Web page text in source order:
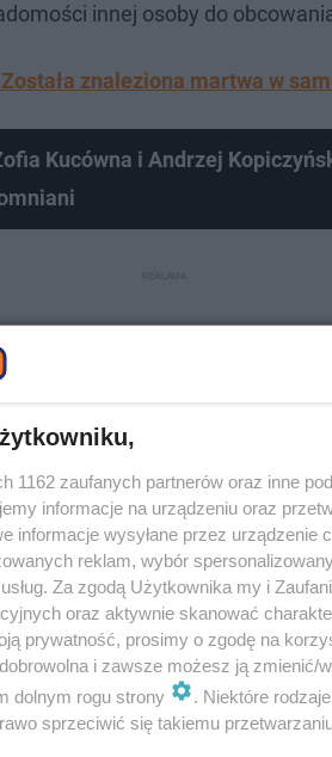
innej osoby do
znaleziona martwa w
Kucówna i Andrzej
karą niż więzienie?
1162 zaufanych partnerów oraz inne
informacje na urządzeniu oraz
informacje wysyłane przez urządzenie
reklam, wybór
Za zgodą Użytkownika my i
oraz aktywnie skanować
prywatność, prosimy o zgodę na
i zawsze możesz ją
dolnym rogu strony
. Niektóre
sprzeciwić się takiemu